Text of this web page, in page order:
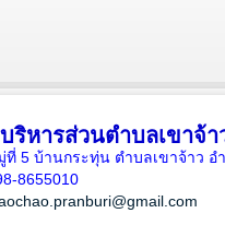
ริหารส่วนตำบลเขาจ้า
ที่ 5 บ้านกระทุ่น ตำบลเขาจ้าว
8655010